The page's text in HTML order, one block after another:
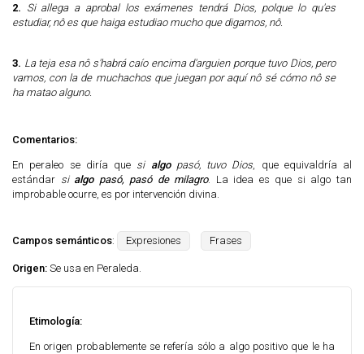
2. Si allega a aprobal los exámenes tendrá Dios, polque lo qu'es
estudiar, nô es que haiga estudiao mucho que digamos, nô.
3. La teja esa nô s'habrá caío encima d'arguien porque tuvo Dios, pero
vamos, con la de muchachos que juegan por aquí nô sé cómo nô se
ha matao alguno.
Comentarios:
En peraleo se diría que si algo pasó, tuvo Dios, que equivaldría al
estándar si algo pasó, pasó de milagro. La idea es que si algo tan
improbable ocurre, es por intervención divina.
Campos semánticos: Expresiones Frases
Origen: Se usa en Peraleda.
Etimología:
En origen probablemente se refería sólo a algo positivo que le ha